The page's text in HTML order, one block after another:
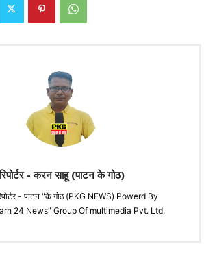
- करन साहू (पाटन के गोठ)
- पाटन "के गोठ (PKG NEWS) Powerd By
24 News" Group Of multimedia Pvt. Ltd.